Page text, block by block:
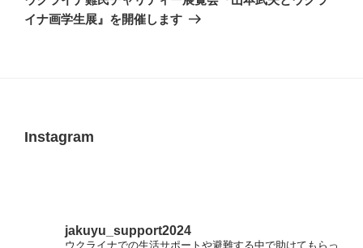
ー
投
イナ画学生展』を開催します
Instagram
jakuyu_support2024
ウクライナでの生活サポートや避難する中で助けてもらっ